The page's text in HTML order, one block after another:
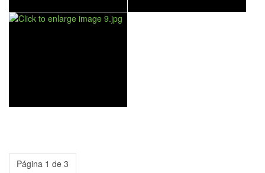
Página 1 de 3